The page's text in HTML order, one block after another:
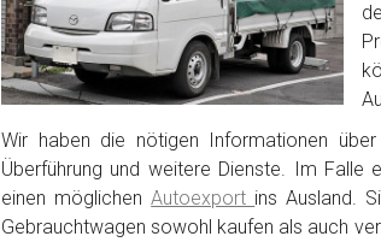
Wir haben die nötigen Informationen
Überführung und weitere Dienste. Im Falle
einen möglichenAutoexport ins Ausland.
Gebrauchtwagen sowohl kaufen als auch